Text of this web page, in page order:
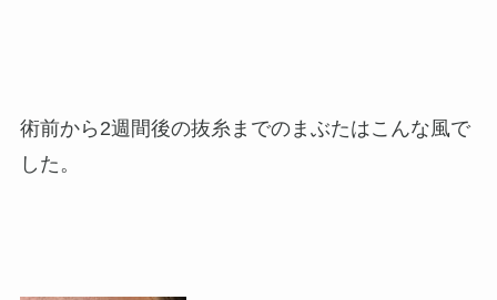
術前から2週間後の抜糸までのまぶたはこんな風で
した。